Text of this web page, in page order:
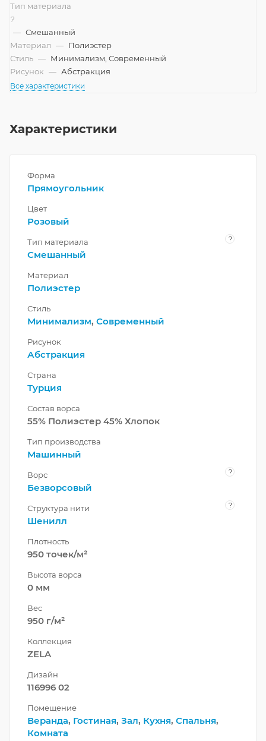
Тип материала
?
— Смешанный
Материал — Полиэстер
Стиль — Минимализм, Современный
Рисунок — Абстракция
Все характеристики
Характеристики
Форма
Прямоугольник
Цвет
Розовый
Тип материала ?
Смешанный
Материал
Полиэстер
Стиль
Минимализм, Современный
Рисунок
Абстракция
Страна
Турция
Состав ворса
55% Полиэстер 45% Хлопок
Тип производства
Машинный
Ворс ?
Безворсовый
Структура нити ?
Шенилл
Плотность
950 точек/м²
Высота ворса
0 мм
Вес
950 г/м²
Коллекция
ZELA
Дизайн
116996 02
Помещение
Веранда, Гостиная, Зал, Кухня, Спальня,
Комната